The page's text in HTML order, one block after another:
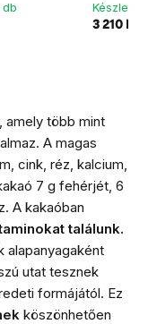
db
Készleten
3 210 Ft
amely több mint
A magas
cink, réz, kalcium,
7 g fehérjét, 6
A kakaóban
találunk.
alapanyagaként
utat tesznek
formájától. Ez
köszönhetően